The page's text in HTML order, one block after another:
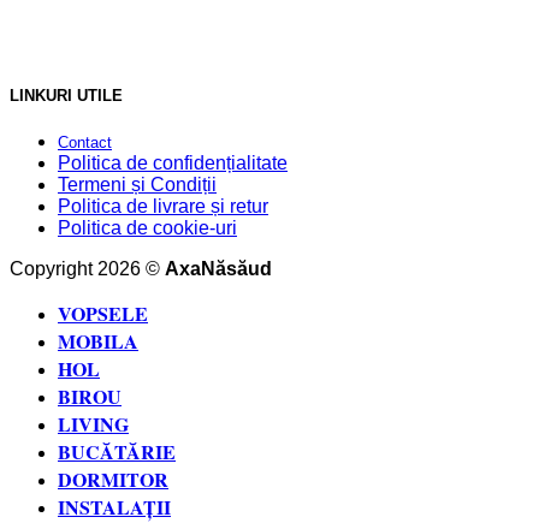
LINKURI UTILE
Contact
Politica de confidențialitate
Termeni și Condiții
Politica de livrare și retur
Politica de cookie-uri
Copyright 2026 © AxaNăsăud
VOPSELE
MOBILA
HOL
BIROU
LIVING
BUCĂTĂRIE
DORMITOR
INSTALAȚII